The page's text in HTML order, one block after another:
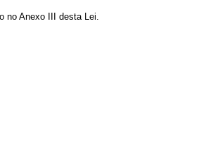
no Anexo III desta Lei.